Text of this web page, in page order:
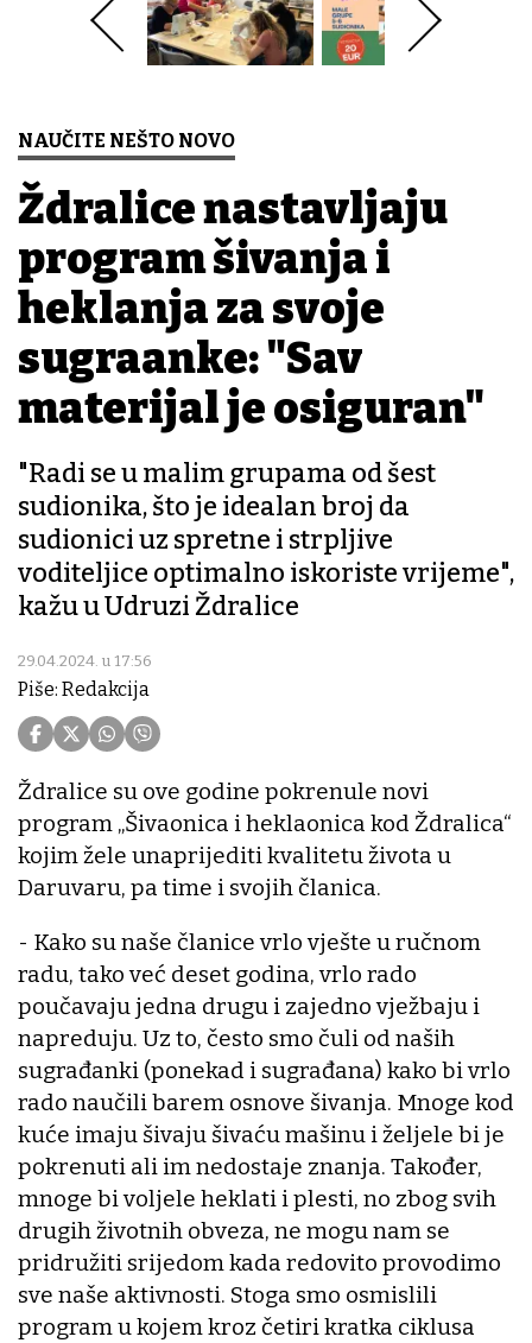
NAUČITE NEŠTO NOVO
Ždralice nastavljaju
program šivanja i
heklanja za svoje
sugrađanke: "Sav
materijal je osiguran"
"Radi se u malim grupama od šest
sudionika, što je idealan broj da
sudionici uz spretne i strpljive
voditeljice optimalno iskoriste vrijeme",
kažu u Udruzi Ždralice
29.04.2024. u 17:56
Piše: Redakcija
Ždralice su ove godine pokrenule novi
program „Šivaonica i heklaonica kod Ždralica“
kojim žele unaprijediti kvalitetu života u
Daruvaru, pa time i svojih članica.
- Kako su naše članice vrlo vješte u ručnom
radu, tako već deset godina, vrlo rado
poučavaju jedna drugu i zajedno vježbaju i
napreduju. Uz to, često smo čuli od naših
sugrađanki (ponekad i sugrađana) kako bi vrlo
rado naučili barem osnove šivanja. Mnoge kod
kuće imaju šivaju šivaću mašinu i željele bi je
pokrenuti ali im nedostaje znanja. Također,
mnoge bi voljele heklati i plesti, no zbog svih
drugih životnih obveza, ne mogu nam se
pridružiti srijedom kada redovito provodimo
sve naše aktivnosti. Stoga smo osmislili
program u kojem kroz četiri kratka ciklusa